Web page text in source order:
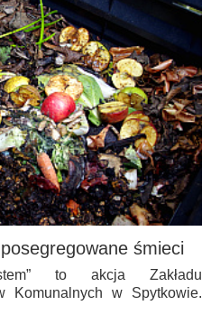
śmieci
to akcja Zakładu
Komunalnych w Spytkowie.